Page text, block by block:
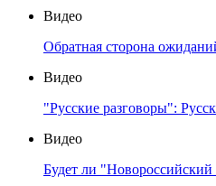
Видео
Обратная сторона
Видео
"Русские разговоры":
Видео
Будет ли "Новороссийский